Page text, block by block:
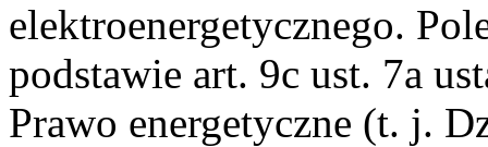
elektroenergetycznego.
podstawie art. 9c ust. 7a
Prawo energetyczne (t. j.